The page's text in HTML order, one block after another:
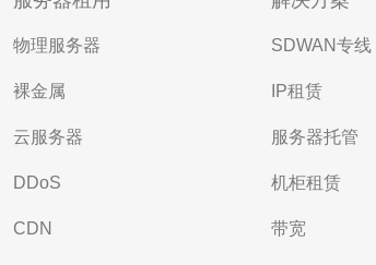
物理服务器
裸金属
云服务器
DDoS
CDN
SDWAN专线
IP租赁
服务器托管
机柜租赁
带宽